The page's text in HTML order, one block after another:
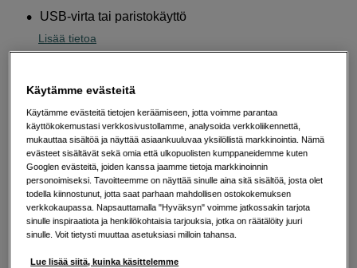
USB-virta tai paristokäyttö
Lisää tietoa
135 EUR
Määrä
Lisää ostoskoriin
Maksa Svea-erämaksulla
Esimerkki: 36 kk, 5 EUR/kk, yhteensä 185 EUR, todellinen vuosikorko
19,07 %
Käytämme evästeitä
Käytämme evästeitä tietojen keräämiseen, jotta voimme parantaa
käyttökokemustasi verkkosivustollamme, analysoida verkkoliikennettä,
mukauttaa sisältöä ja näyttää asiaankuuluvaa yksilöllistä markkinointia. Nämä
evästeet sisältävät sekä omia että ulkopuolisten kumppaneidemme kuten
Googlen evästeitä, joiden kanssa jaamme tietoja markkinoinnin
personoimiseksi. Tavoitteemme on näyttää sinulle aina sitä sisältöä, josta olet
todella kiinnostunut, jotta saat parhaan mahdollisen ostokokemuksen
verkkokaupassa. Napsauttamalla "Hyväksyn" voimme jatkossakin tarjota
sinulle inspiraatiota ja henkilökohtaisia tarjouksia, jotka on räätälöity juuri
sinulle. Voit tietysti muuttaa asetuksiasi milloin tahansa.
Lue lisää siitä, kuinka käsittelemme